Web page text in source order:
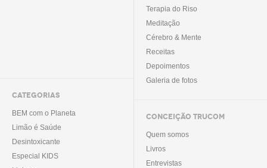
CATEGORIAS
BEM com o Planeta
Limão é Saúde
Desintoxicante
Especial KIDS
Terapia do Riso
Meditação
Cérebro & Mente
Receitas
Depoimentos
Galeria de fotos
CONCEIÇÃO TRUCOM
Quem somos
Livros
Entrevistas